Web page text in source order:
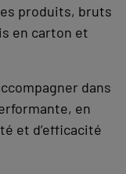
produits, bruts
en carton et
dans
en
et d’efficacité